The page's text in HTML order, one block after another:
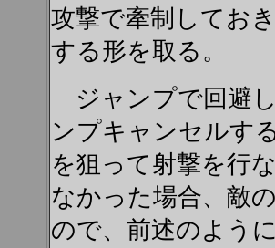
攻撃で牽制してお
する形を取る。
ジャンプで回避
ンプキャンセルす
を狙って射撃を行
なかった場合、敵
ので、前述のよう